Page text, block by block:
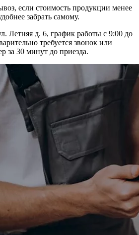
если стоимость продукции менее
забрать самому.
Летняя д. 6, график работы с 9:00 до
требуется звонок или
за 30 минут до приезда.